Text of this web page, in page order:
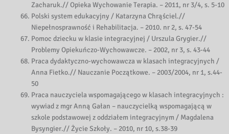
Zacharuk.// Opieka Wychowanie Terapia. – 2011, nr 3/4, s. 5-10
Polski system edukacyjny / Katarzyna Chrąściel.//
Niepełnosprawność i Rehabilitacja. – 2010. nr 2, s. 47-54
Pomoc dziecku w klasie integracyjnej / Urszula Grygier.//
Problemy Opiekuńczo-Wychowawcze. – 2002, nr 3, s. 43-44
Praca dydaktyczno-wychowawcza w klasach integracyjnych /
Anna Fietko.// Nauczanie Początkowe. – 2003/2004, nr 1, s.44-
50
Praca nauczyciela wspomagającego w klasach integracyjnych :
wywiad z mgr Anną Gałan – nauczycielką wspomagającą w
szkole podstawowej z oddziałem integracyjnym / Magdalena
Bysyngier.// Życie Szkoły. – 2010, nr 10, s.38-39